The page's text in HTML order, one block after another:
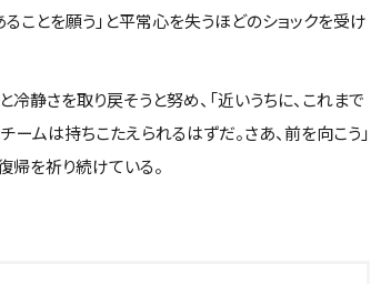
ことを願う」と平常心を失うほどのショックを受け
静さを取り戻そうと努め、「近いうちに、これまで
ームは持ちこたえられるはずだ。さあ、前を向こう」
帰を祈り続けている。